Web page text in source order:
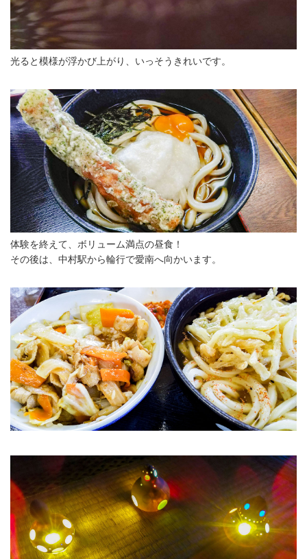
光ると模様が浮かび上がり、いっそうきれいです。
体験を終えて、ボリューム満点の昼食！
その後は、中村駅から輪行で愛南へ向かいます。